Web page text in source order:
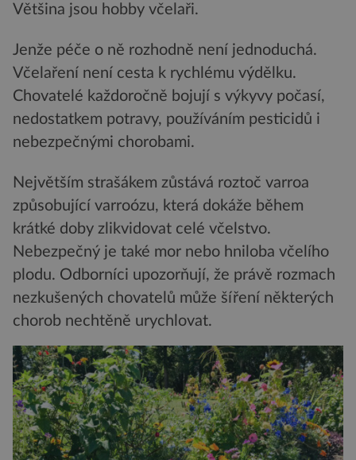
Většina jsou hobby včelaři.
Jenže péče o ně rozhodně není jednoduchá.
Včelaření není cesta k rychlému výdělku.
Chovatelé každoročně bojují s výkyvy počasí,
nedostatkem potravy, používáním pesticidů i
nebezpečnými chorobami.
Největším strašákem zůstává roztoč varroa
způsobující varroózu, která dokáže během
krátké doby zlikvidovat celé včelstvo.
Nebezpečný je také mor nebo hniloba včelího
plodu. Odborníci upozorňují, že právě rozmach
nezkušených chovatelů může šíření některých
chorob nechtěně urychlovat.